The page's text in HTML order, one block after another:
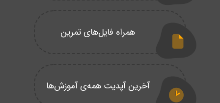
همراه فایل‌های تمرین
آخرین آپدیت همه‌ی آموزش‌ها